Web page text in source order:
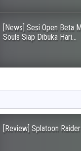
[News] Sesi Open Beta
Souls Siap Dibuka Hari...
[Review] Splatoon